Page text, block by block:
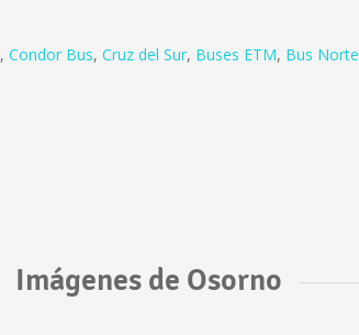
, Condor Bus, Cruz del Sur, Buses ETM, Bus Norte
Imágenes de Osorno